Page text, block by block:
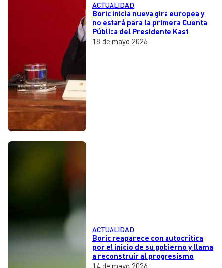
ACTUALIDAD
Boric inicia nueva gira europea y
no estará para la primera Cuenta
Pública del Presidente Kast
18 de mayo 2026
ACTUALIDAD
Boric reaparece con autocrítica
por el inicio de su gobierno y llama
a reconstruir al progresismo
14 de mayo 2026